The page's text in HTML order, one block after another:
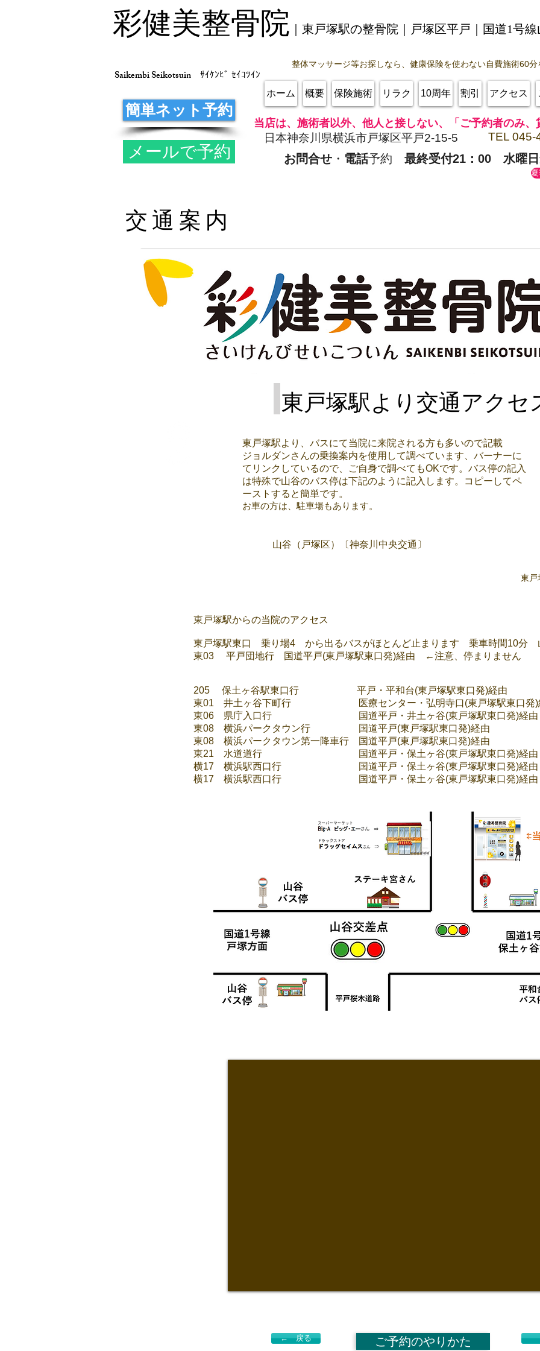
彩健美整骨院 ｜東戸塚駅の整骨院｜戸塚区平戸｜ 国道1号
簡単ネット予約
ホーム 概要 保険施術 リラク 10周年 割引 アクセス
Saikembi Seikotsuin ｻｲｹﾝﾋﾞ ｾｲｺﾂｲﾝ
整体マッサージ等お探しなら、健康保険を使わない自費施術60
当店は、施術者以外、他人と接しない、「ご予約者のみ
メールで予約
日本神奈川県横浜市戸塚区平戸2-15-5 TEL 045-
お問合せ ・ 電話予約 最終受付21：00 水曜日
交通案内
東戸
東戸塚駅より交通アクセ
​山谷（戸塚区）〔神奈川中央交通〕
​東戸塚駅より、バスにて当院に来院される方も多いので記載
​ジョルダンさんの乗換案内を使用して調べています、バーナーに
てリンクしているので、ご自身で調べてもOKです。バス停の記入
は特殊で山谷のバス停は下記のように記入します。コピーしてペ
ーストすると簡単です。
お車の方は、駐車場もあります。
東戸塚駅からの当院のアクセス
東戸塚駅東口 乗り場4 から出るバスがほとんど止まります 乗車時間10分
東03 平戸団地行 国道平戸(東戸塚駅東口発)経由 ←注意、停まりません
205 保土ヶ谷駅東口行 平戸・平和台(東戸塚駅東口発)経由
東01 井土ヶ谷下町行 医療センター・弘明寺口(東戸塚駅東口発)
東06 県庁入口行 国道平戸・井土ヶ谷(東戸塚駅東口発)経由
東08 横浜パークタウン行 国道平戸(東戸塚駅東口発)経由
東08 横浜パークタウン第一降車行 国道平戸(東戸塚駅東口発)経由
東21 水道道行 国道平戸・保土ヶ谷(東戸塚駅東口発)経由
横17 横浜駅西口行 国道平戸・保土ヶ谷(東戸塚駅東口発)経由
横17 横浜駅西口行 国道平戸・保土ヶ谷(東戸塚駅東口発)経由
← 戻る ご予約のやりかた